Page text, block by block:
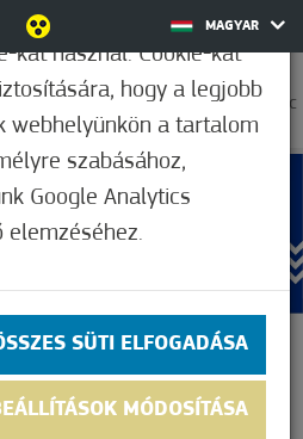
MAGYAR
26,1°C
kat használ. Cookie-kat
hogy a legjobb
webhelyünkön a tartalom
szabásához,
Google Analytics
elemzéséhez.
SÜTI ELFOGADÁSA
MÓDOSÍTÁSA